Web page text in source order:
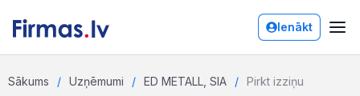
Ienākt
Sākums Uzņēmumi ED METALL, SIA Pirkt izziņu